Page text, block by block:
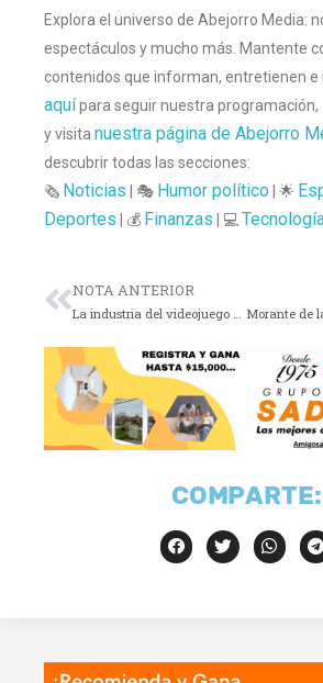
Explora el universo de Abejorro Media:
espectáculos y mucho más. Mantente
contenidos que informan, entretienen e
aquípara seguir nuestra programación,
y visita nuestra página de Abejorro
descubrir todas las secciones:
🗞️ Noticias | 🎭 Humor político| 🌟
Deportes | 💰 Finanzas | 💻
NOTA ANTERIOR
COMPARTE: